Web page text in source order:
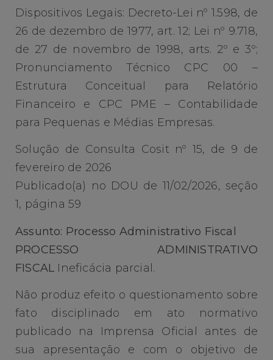
Dispositivos Legais: Decreto-Lei nº 1.598, de
26 de dezembro de 1977, art. 12; Lei nº 9.718,
de 27 de novembro de 1998, arts. 2º e 3º;
Pronunciamento Técnico CPC 00 –
Estrutura Conceitual para Relatório
Financeiro e CPC PME – Contabilidade
para Pequenas e Médias Empresas.
Solução de Consulta Cosit nº 15, de 9 de
fevereiro de 2026
Publicado(a) no DOU de 11/02/2026, seção
1, página 59
Assunto: Processo Administrativo Fiscal
PROCESSO ADMINISTRATIVO
FISCAL Ineficácia parcial.
Não produz efeito o questionamento sobre
fato disciplinado em ato normativo
publicado na Imprensa Oficial antes de
sua apresentação e com o objetivo de